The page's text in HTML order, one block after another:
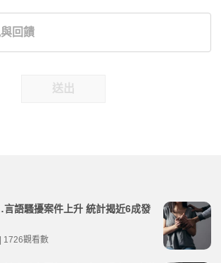
送出
語騷擾案件上升 統計揭近6成發
1726觀看數